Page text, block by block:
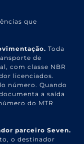
que
Toda
de
com classe NBR
licenciados.
número. Quando
a saída
do MTR
parceiro Seven.
o destinador